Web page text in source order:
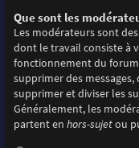
Que sont les
Les modérateurs sont
dont le travail consiste à
fonctionnement du
supprimer des
supprimer et diviser les
Généralement, les
partent en hors-sujetou